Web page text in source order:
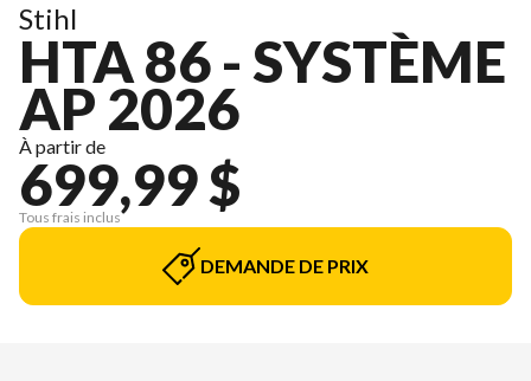
Stihl
HTA 86 - SYSTÈME
AP 2026
À partir de
699,99 $
Tous frais inclus
DEMANDE DE PRIX